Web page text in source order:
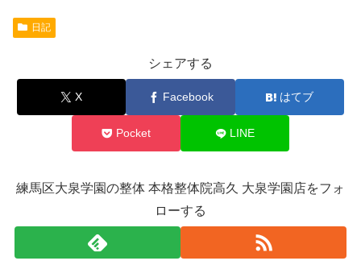
日記
シェアする
X Facebook はてブ
Pocket LINE
練馬区大泉学園の整体 本格整体院高久 大泉学園店をフォ
ローする